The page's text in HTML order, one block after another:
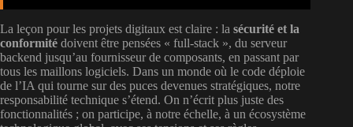
La leçon pour les projets digitaux est claire : la sécurité et la
conformité doivent être pensées « full-stack », du serveur
backend jusqu’au fournisseur de composants, en passant par
tous les maillons logiciels. Dans un monde où le code déploie
de l’IA qui tourne sur des puces devenues stratégiques, notre
responsabilité technique s’étend. On n’écrit plus juste des
fonctionnalités ; on participe, à notre échelle, à un écosystème